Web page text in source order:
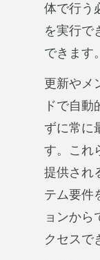
体で行う
を実行で
できます。
更新やメ
ドで自動
ずに常に
す。これ
提供され
テム要件
ョンから
クセスで